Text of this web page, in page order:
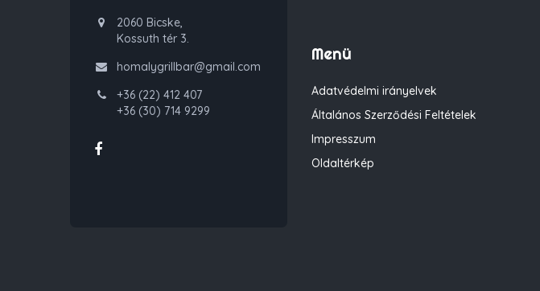
2060 Bicske,
Kossuth tér 3.
homalygrillbar@gmail.com
+36 (22) 412 407
+36 (30) 714 9299
Menü
Adatvédelmi irányelvek
Általános Szerződési Feltételek
Impresszum
Oldaltérkép